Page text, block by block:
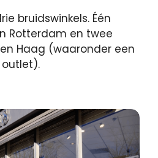
bruidswinkels. Één
Rotterdam en twee
Haag (waaronder een
outlet).